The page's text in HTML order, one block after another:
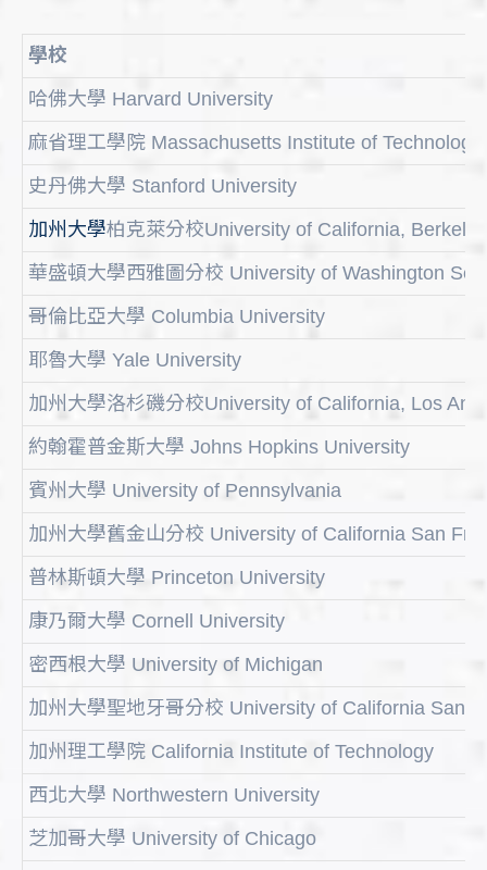
學校
哈佛大學 Harvard University
麻省理工學院 Massachusetts Institute of Technology
史丹佛大學 Stanford University
加州大學柏克萊分校University of California, Berkeley
華盛頓大學西雅圖分校 University of Washington
哥倫比亞大學 Columbia University
耶魯大學 Yale University
加州大學洛杉磯分校University of California, Los
約翰霍普金斯大學 Johns Hopkins University
賓州大學 University of Pennsylvania
加州大學舊金山分校 University of California San
普林斯頓大學 Princeton University
康乃爾大學 Cornell University
密西根大學 University of Michigan
加州大學聖地牙哥分校 University of California San
加州理工學院 California Institute of Technology
西北大學 Northwestern University
芝加哥大學 University of Chicago